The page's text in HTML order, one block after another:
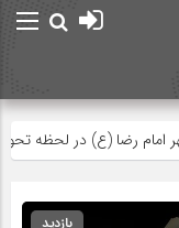
رضا (ع) در لحظه تحویل
بازدید